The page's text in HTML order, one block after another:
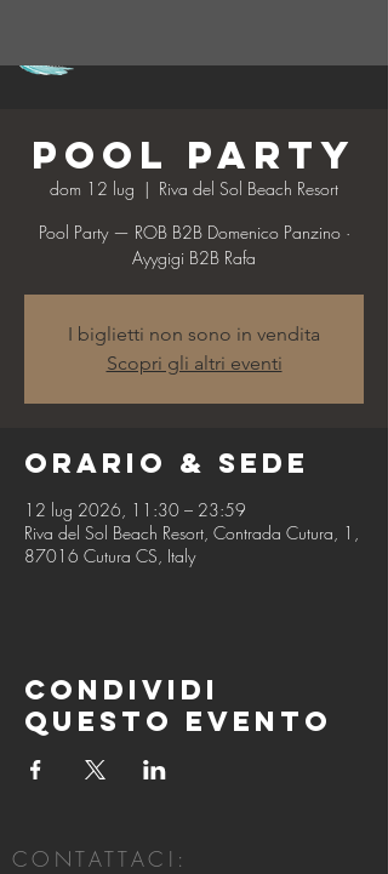
Pool Party
dom 12 lug
  |
Riva del Sol Beach Resort
Pool Party — ROB B2B Domenico Panzino ·
Ayygigi B2B Rafa
I biglietti non sono in vendita
Scopri gli altri eventi
Orario & Sede
12 lug 2026, 11:30 – 23:59
Riva del Sol Beach Resort, Contrada Cutura, 1,
87016 Cutura CS, Italy
Condividi
questo evento
CONTATTACI: